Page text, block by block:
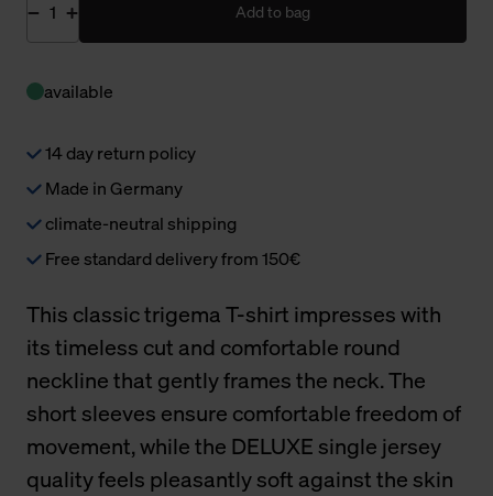
Add to bag
available
14 day return policy
Made in Germany
climate-neutral shipping
Free standard delivery from 150€
This classic trigema T-shirt impresses with
its timeless cut and comfortable round
neckline that gently frames the neck. The
short sleeves ensure comfortable freedom of
movement, while the DELUXE single jersey
quality feels pleasantly soft against the skin